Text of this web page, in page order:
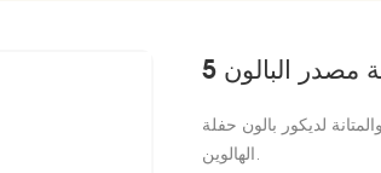
مصدر البالون
لديكور بالون حفلة
الهالوين.